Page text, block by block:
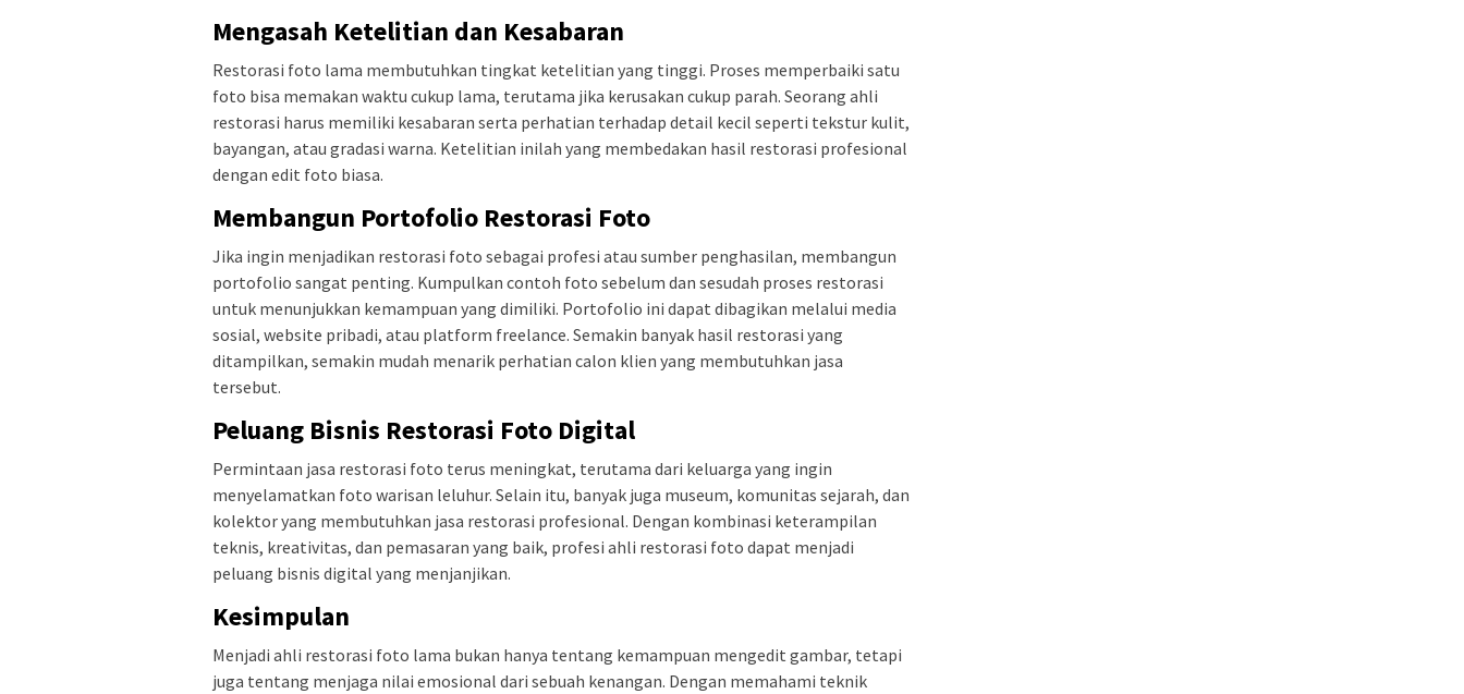
Mengasah Ketelitian dan Kesabaran
Restorasi foto lama membutuhkan tingkat ketelitian yang tinggi. Proses memperbaiki satu
foto bisa memakan waktu cukup lama, terutama jika kerusakan cukup parah. Seorang ahli
restorasi harus memiliki kesabaran serta perhatian terhadap detail kecil seperti tekstur kulit,
bayangan, atau gradasi warna. Ketelitian inilah yang membedakan hasil restorasi profesional
dengan edit foto biasa.
Membangun Portofolio Restorasi Foto
Jika ingin menjadikan restorasi foto sebagai profesi atau sumber penghasilan, membangun
portofolio sangat penting. Kumpulkan contoh foto sebelum dan sesudah proses restorasi
untuk menunjukkan kemampuan yang dimiliki. Portofolio ini dapat dibagikan melalui media
sosial, website pribadi, atau platform freelance. Semakin banyak hasil restorasi yang
ditampilkan, semakin mudah menarik perhatian calon klien yang membutuhkan jasa
tersebut.
Peluang Bisnis Restorasi Foto Digital
Permintaan jasa restorasi foto terus meningkat, terutama dari keluarga yang ingin
menyelamatkan foto warisan leluhur. Selain itu, banyak juga museum, komunitas sejarah, dan
kolektor yang membutuhkan jasa restorasi profesional. Dengan kombinasi keterampilan
teknis, kreativitas, dan pemasaran yang baik, profesi ahli restorasi foto dapat menjadi
peluang bisnis digital yang menjanjikan.
Kesimpulan
Menjadi ahli restorasi foto lama bukan hanya tentang kemampuan mengedit gambar, tetapi
juga tentang menjaga nilai emosional dari sebuah kenangan. Dengan memahami teknik